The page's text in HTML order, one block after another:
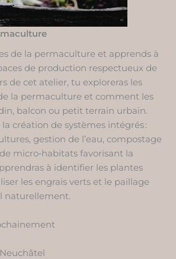
de la permaculture et apprends à
de production respectueux de
de cet atelier, tu exploreras les
la permaculture et comment les
balcon ou petit terrain urbain.
création de systèmes intégrés :
gestion de l’eau, compostage
micro‑habitats favorisant la
à identifier les plantes
les engrais verts et le paillage
naturellement.